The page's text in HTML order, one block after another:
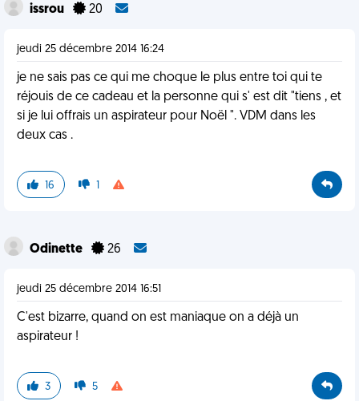
issrou 20
jeudi 25 décembre 2014 16:24
je ne sais pas ce qui me choque le plus entre toi qui te
réjouis de ce cadeau et la personne qui s' est dit "tiens , et
si je lui offrais un aspirateur pour Noël ". VDM dans les
deux cas .
16 1
Odinette 26
jeudi 25 décembre 2014 16:51
C'est bizarre, quand on est maniaque on a déjà un
aspirateur !
3 5